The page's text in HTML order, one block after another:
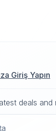
Giriş Yapın
deals and